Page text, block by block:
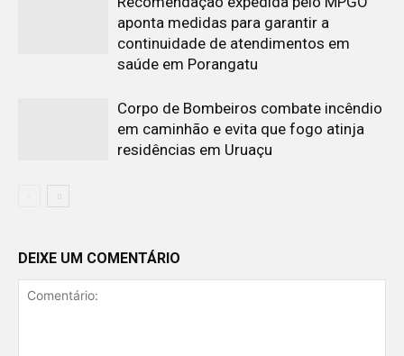
aponta medidas para garantir a
continuidade de atendimentos em
saúde em Porangatu
Corpo de Bombeiros combate incêndio
em caminhão e evita que fogo atinja
residências em Uruaçu
DEIXE UM COMENTÁRIO